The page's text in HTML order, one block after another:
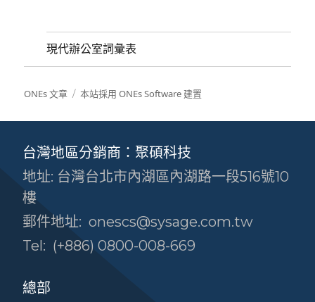
現代辦公室詞彙表
ONEs 文章 本站採用 ONEs Software 建置
台灣地區分銷商：聚碩科技
地址: 台灣台北市內湖區內湖路一段516號10
樓
郵件地址: onescs@sysage.com.tw
Tel: (+886) 0800-008-669
總部